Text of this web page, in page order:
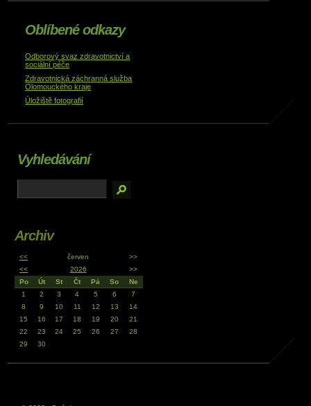
Oblíbené odkazy
Odborový svaz zdravotnictví a
sociální péče
Zdravotnická záchranná služba
Olomouckého kraje
Úložiště fotografií
Vyhledávání
Archiv
<< červen
>>
<<
2026
>>
Po
Út St Čt Pá So
Ne
1
2 3 4 5 6
7
8
9 10 11 12 13
14
15
16 17 18 19 20
21
22
23 24 25 26 27
28
29
30